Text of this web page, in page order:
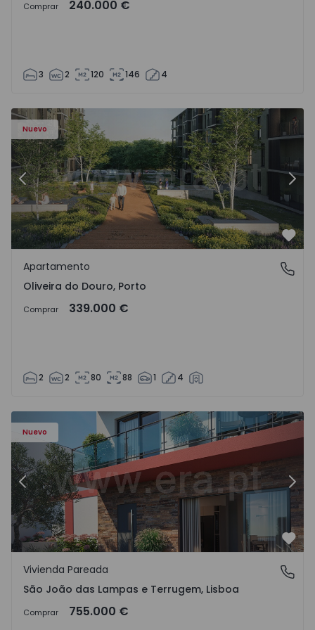
Comprar 240.000 €
3 2 120 146 4
Nuevo
1575522 - 8
Apartamento T2 Vila Nova de Gaia, Oliveira do Douro -
Anterior
Oliveira do Douro, Porto
Apartamento
Oliveira do Douro, Porto
Comprar 339.000 €
2 2 80 88 1 4
Nuevo
Anterior
São João das Lampas e Terrugem, Lisboa
Vivienda Pareada
São João das Lampas e Terrugem, Lisboa
Comprar 755.000 €